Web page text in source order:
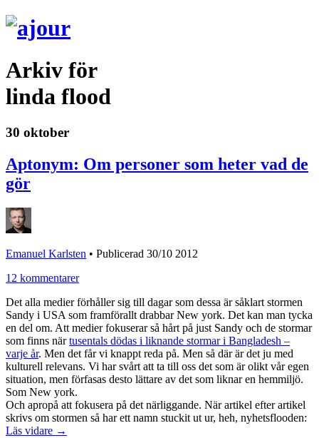
Arkiv för
linda flood
30 oktober
Aptonym: Om personer som heter vad de
gör
Emanuel Karlsten • Publicerad 30/10 2012
12 kommentarer
Det alla medier förhåller sig till dagar som dessa är såklart stormen
Sandy i USA som framförallt drabbar New york. Det kan man tycka
en del om. Att medier fokuserar så hårt på just Sandy och de stormar
som finns närtusentals dödas i liknande stormar i Bangladesh –
varje år. Men det får vi knappt reda på. Men så där är det ju med
kulturell relevans. Vi har svårt att ta till oss det som är olikt vår egen
situation, men förfasas desto lättare av det som liknar en hemmiljö.
Som New york.
Och apropå att fokusera på det närliggande. När artikel efter artikel
skrivs om stormen så har ett namn stuckit ut ur, heh, nyhetsflooden:
Läs vidare →